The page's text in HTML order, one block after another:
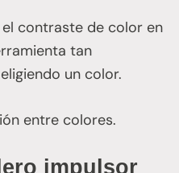
contraste de color en
tan
un color.
entre colores.
impulsor